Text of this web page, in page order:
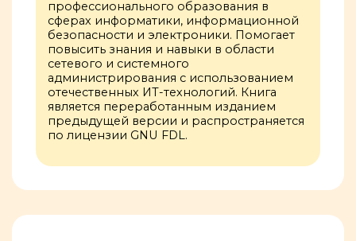
профессионального образования в
сферах информатики, информационной
безопасности и электроники. Помогает
повысить знания и навыки в области
сетевого и системного
администрирования с использованием
отечественных ИТ-технологий. Книга
является переработанным изданием
предыдущей версии и распространяется
по лицензии GNU FDL.